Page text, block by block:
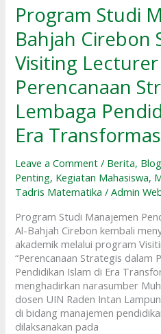
Program Studi
Bahjah Cirebon
Visiting
Perencanaan
Lembaga
Era
Leave a Comment / Berita, Blog
Penting, Kegiatan Mahasiswa,
Tadris Matematika /Admin
Program Studi Manajemen
Al-Bahjah Cirebon kembali
akademik melalui program
“Perencanaan Strategis dalam
Pendidikan Islam di Era
menghadirkan narasumber
dosen UIN Raden Intan
di bidang manajemen
dilaksanakan pada
MPI
Institut
Al-
Bahjah
Cirebon
Selenggarakan
Visiting
Lecturer
Bahas
Perencanaan
Strategis
Lembaga
Pendidikan
Islam
di
Era
Transformasi
Digital